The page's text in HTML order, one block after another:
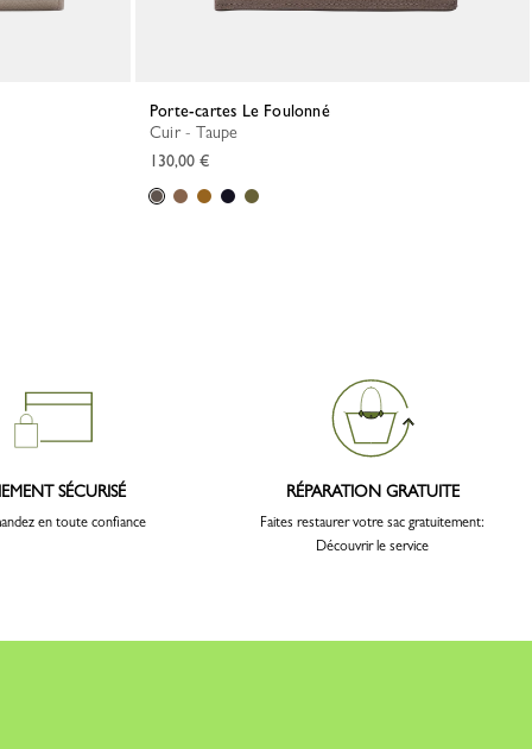
Porte-cartes Le Foulonné
Cuir - Taupe
130,00 €
SÉCURISÉ
en toute confiance
RÉPARATION GRATUITE
Faites restaurer votre sac gratuitement:
Découvrir le service